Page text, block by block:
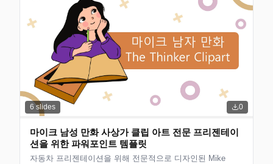
6 slides 0
마이크 남성 만화 사상가 클립 아트 전문 프리젠테이
션을 위한 파워포인트 템플릿
자동차 프리젠테이션을 위해 전문적으로 디자인된 Mike